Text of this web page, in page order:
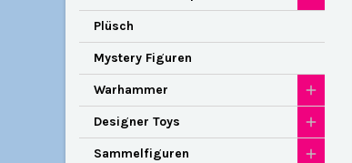
Plüsch
Mystery Figuren
Warhammer
Designer Toys
Sammelfiguren